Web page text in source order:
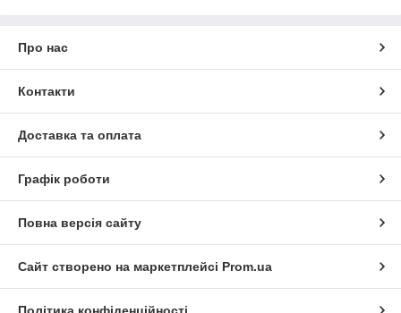
Про нас
Контакти
Доставка та оплата
Графік роботи
Повна версія сайту
Сайт створено на маркетплейсі Prom.ua